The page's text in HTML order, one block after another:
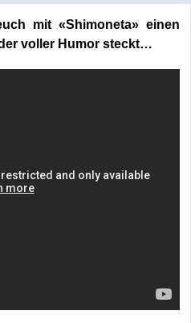
mit «Shimoneta» einen
voller Humor steckt…